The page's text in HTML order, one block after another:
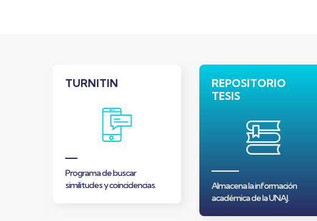
TURNITIN
Programa de buscar
similitudes y coincidencias.
REPOSITORIO
TESIS
Almacena la información
académica de la UNAJ.